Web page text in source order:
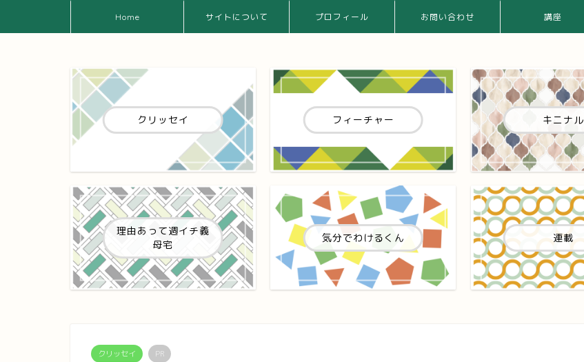
Home サイトについて プロフィール お問い合わせ 講座
クリッセイ フィーチャー キニナル
理由あって週イチ義
母宅
気分でわけるくん 連載
クリッセイ PR